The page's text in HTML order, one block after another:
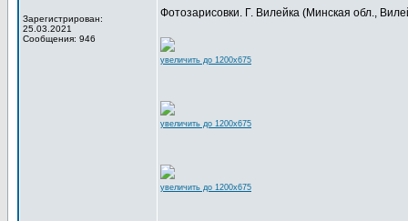
Зарегистрирован:
25.03.2021
Сообщения: 946
Фотозарисовки. Г. Вилейка (Минская обл.,
увеличить до 1200x675
увеличить до 1200x675
увеличить до 1200x675